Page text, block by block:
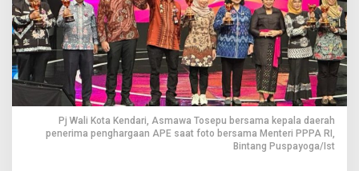
e
t
a
r
a
a
n
G
e
n
Pj Wali Kota Kendari, Asmawa Tosepu bersama kepala daerah
penerima penghargaan APE saat foto bersama Menteri PPPA RI,
Bintang Puspayoga/Ist